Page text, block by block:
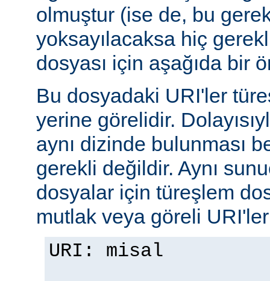
olmuştur (ise de, bu
yoksayılacaksa hiç
dosyası için aşağıda bir
Bu dosyadaki URI'ler
yerine görelidir.
aynı dizinde bulunması
gerekli değildir. Aynı
dosyalar için türeşlem
mutlak veya göreli
URI: misal